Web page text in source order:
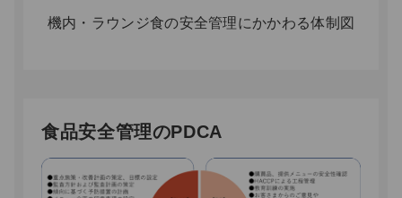
機内・ラウンジ食の安全管理にかかわる体制図
食品安全管理のPDCA